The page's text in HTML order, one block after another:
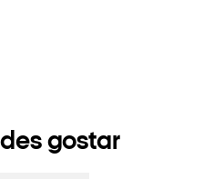
gostar